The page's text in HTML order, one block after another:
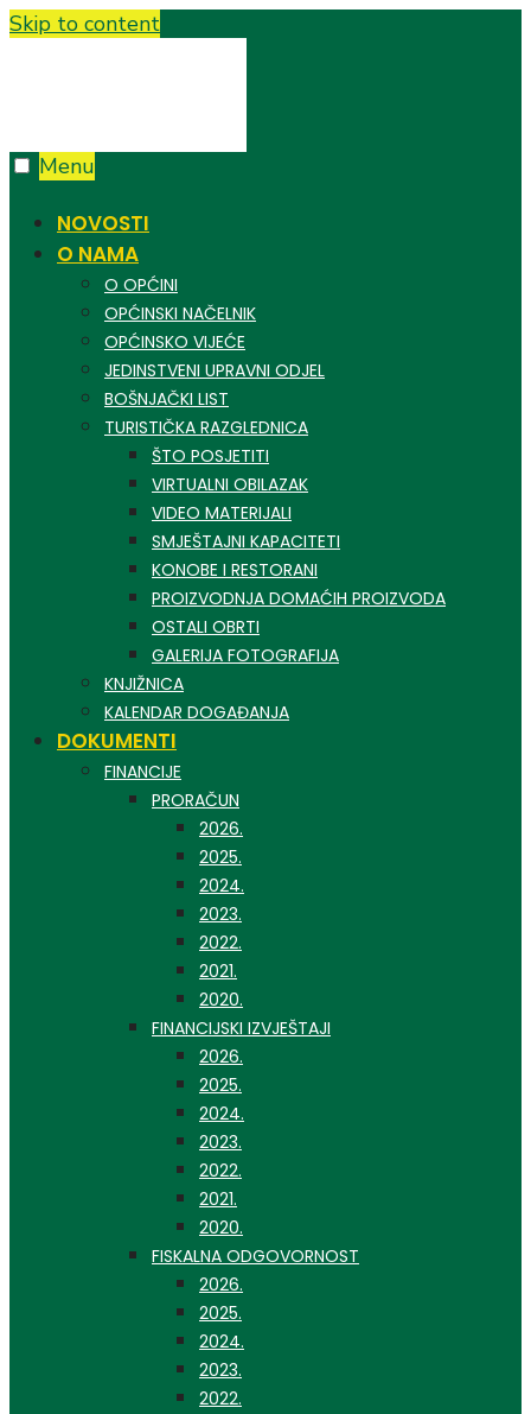
Skip to content
Menu
NOVOSTI
O NAMA
O OPĆINI
OPĆINSKI NAČELNIK
OPĆINSKO VIJEĆE
JEDINSTVENI UPRAVNI ODJEL
BOŠNJAČKI LIST
TURISTIČKA RAZGLEDNICA
ŠTO POSJETITI
VIRTUALNI OBILAZAK
VIDEO MATERIJALI
SMJEŠTAJNI KAPACITETI
KONOBE I RESTORANI
PROIZVODNJA DOMAĆIH PROIZVODA
OSTALI OBRTI
GALERIJA FOTOGRAFIJA
KNJIŽNICA
KALENDAR DOGAĐANJA
DOKUMENTI
FINANCIJE
PRORAČUN
2026.
2025.
2024.
2023.
2022.
2021.
2020.
FINANCIJSKI IZVJEŠTAJI
2026.
2025.
2024.
2023.
2022.
2021.
2020.
FISKALNA ODGOVORNOST
2026.
2025.
2024.
2023.
2022.